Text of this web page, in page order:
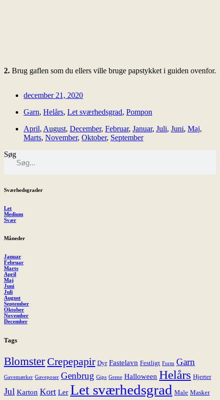
2. Brug gaflen som du ellers ville bruge papstykket i guiden ovenfor.
december 21, 2020
Garn, Helårs, Let sværhedsgrad, Pompon
April, August, December, Februar, Januar, Juli, Juni, Maj,
Marts, November, Oktober, September
Søg
Sværhedsgrader
Let
Medium
Svær
Måneder
Januar
Februar
Marts
April
Maj
Juni
Juli
August
September
Oktober
November
December
Tags
Blomster Crepepapir Dyr Fastelavn Festligt Form Garn
Gavemærker Gaveposer Genbrug Gips Grene Halloween Helårs Hjerter
Jul Karton Kort Ler Let sværhedsgrad Male Masker